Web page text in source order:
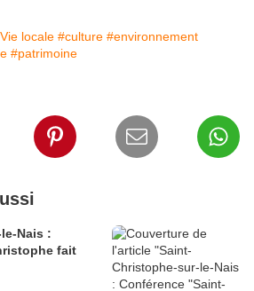
locale #culture #environnement
#patrimoine
Nais :
fait